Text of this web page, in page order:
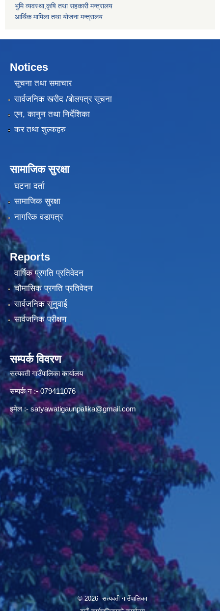
भुमि व्यवस्था,कृषि तथा सहकारी मन्त्रालय
आर्थिक मामिला तथा याेजना मन्त्रालय
Notices
सूचना तथा समाचार
सार्वजनिक खरीद /बोलपत्र सूचना
एन, कानुन तथा निर्देशिका
कर तथा शुल्कहरु
सामाजिक सुरक्षा
घटना दर्ता
सामाजिक सुरक्षा
नागरिक वडापत्र
Reports
वार्षिक प्रगति प्रतिवेदन
चौमासिक प्रगति प्रतिवेदन
सार्वजनिक सुनुवाई
सार्वजनिक परीक्षण
सम्पर्क विवरण
सत्यवती गाउँपालिका कार्यालय
सम्पर्क न‌ :- 079411076
इमेल :- satyawatigaunpalika@gmail.com
© 2026 सत्यवती गाउँपालिका